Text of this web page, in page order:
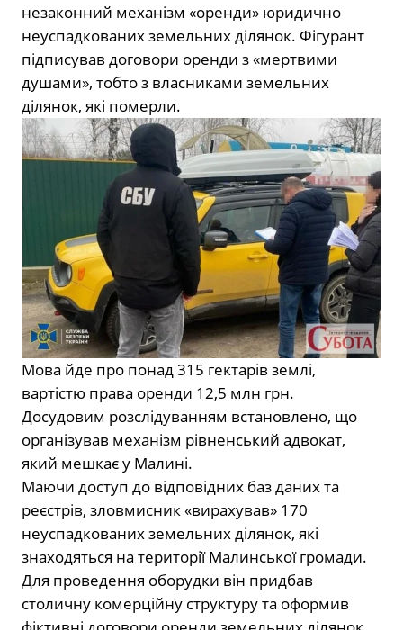
незаконний механізм «оренди» юридично
неуспадкованих земельних ділянок. Фігурант
підписував договори оренди з «мертвими
душами», тобто з власниками земельних
ділянок, які померли.
Мова йде про понад 315 гектарів землі,
вартістю права оренди 12,5 млн грн.
Досудовим розслідуванням встановлено, що
організував механізм рівненський адвокат,
який мешкає у Малині.
Маючи доступ до відповідних баз даних та
реєстрів, зловмисник «вирахував» 170
неуспадкованих земельних ділянок, які
знаходяться на території Малинської громади.
Для проведення оборудки він придбав
столичну комерційну структуру та оформив